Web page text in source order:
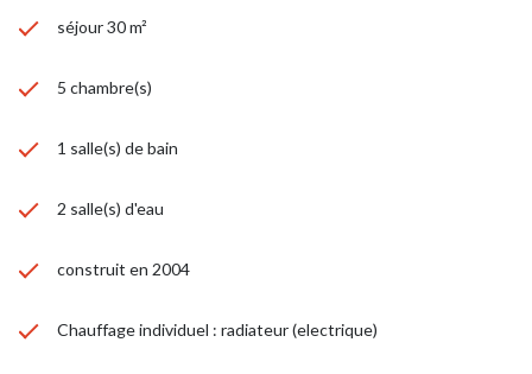
séjour 30 m²
5 chambre(s)
1 salle(s) de bain
2 salle(s) d'eau
construit en 2004
Chauffage individuel : radiateur (electrique)